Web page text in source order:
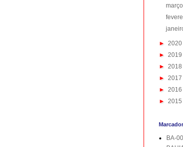
► 2020
► 2019
► 2018
► 2017
► 2016
► 2015
BA-